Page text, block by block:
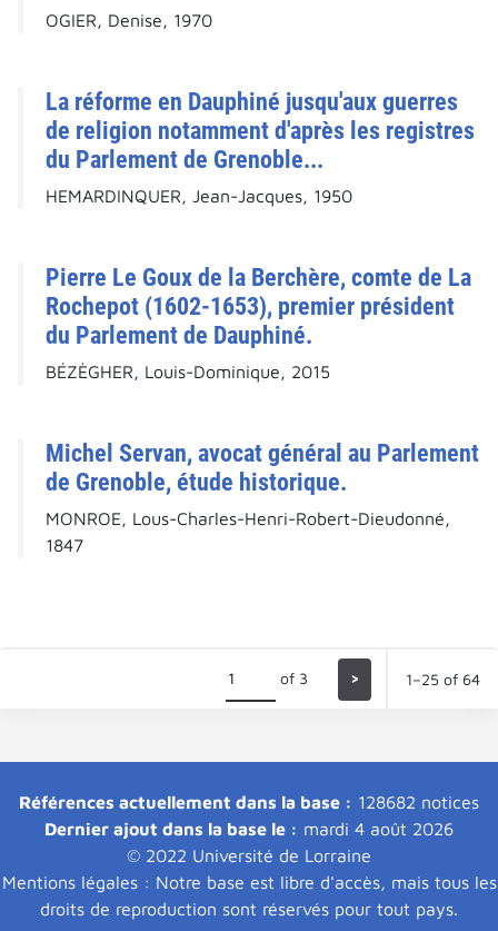
OGIER, Denise, 1970
La réforme en Dauphiné jusqu'aux guerres
de religion notamment d'après les registres
du Parlement de Grenoble...
HEMARDINQUER, Jean-Jacques, 1950
Pierre Le Goux de la Berchère, comte de La
Rochepot (1602-1653), premier président
du Parlement de Dauphiné.
BÉZÈGHER, Louis-Dominique, 2015
Michel Servan, avocat général au Parlement
de Grenoble, étude historique.
MONROE, Lous-Charles-Henri-Robert-Dieudonné,
1847
of 3 > 1–25 of 64
Références actuellement dans la base : 128682 notices
Dernier ajout dans la base le : mardi 4 août 2026
© 2022 Université de Lorraine
Mentions légales : Notre base est libre d'accès, mais tous les
droits de reproduction sont réservés pour tout pays.